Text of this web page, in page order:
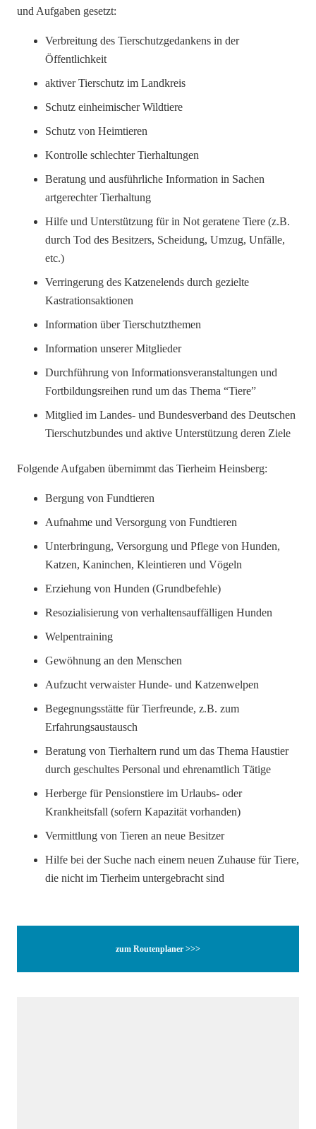
und Aufgaben gesetzt:
Verbreitung des Tierschutzgedankens in der
Öffentlichkeit
aktiver Tierschutz im Landkreis
Schutz einheimischer Wildtiere
Schutz von Heimtieren
Kontrolle schlechter Tierhaltungen
Beratung und ausführliche Information in Sachen
artgerechter Tierhaltung
Hilfe und Unterstützung für in Not geratene Tiere (z.B.
durch Tod des Besitzers, Scheidung, Umzug, Unfälle,
etc.)
Verringerung des Katzenelends durch gezielte
Kastrationsaktionen
Information über Tierschutzthemen
Information unserer Mitglieder
Durchführung von Informationsveranstaltungen und
Fortbildungsreihen rund um das Thema “Tiere”
Mitglied im Landes- und Bundesverband des Deutschen
Tierschutzbundes und aktive Unterstützung deren Ziele
Folgende Aufgaben übernimmt das Tierheim Heinsberg:
Bergung von Fundtieren
Aufnahme und Versorgung von Fundtieren
Unterbringung, Versorgung und Pflege von Hunden,
Katzen, Kaninchen, Kleintieren und Vögeln
Erziehung von Hunden (Grundbefehle)
Resozialisierung von verhaltensauffälligen Hunden
Welpentraining
Gewöhnung an den Menschen
Aufzucht verwaister Hunde- und Katzenwelpen
Begegnungsstätte für Tierfreunde, z.B. zum
Erfahrungsaustausch
Beratung von Tierhaltern rund um das Thema Haustier
durch geschultes Personal und ehrenamtlich Tätige
Herberge für Pensionstiere im Urlaubs- oder
Krankheitsfall (sofern Kapazität vorhanden)
Vermittlung von Tieren an neue Besitzer
Hilfe bei der Suche nach einem neuen Zuhause für Tiere,
die nicht im Tierheim untergebracht sind
zum Routenplaner >>>